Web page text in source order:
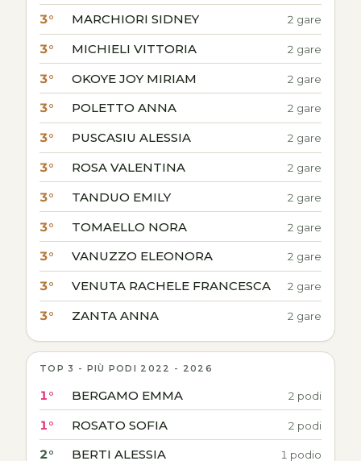
3° MARCHIORI SIDNEY 2 gare
3° MICHIELI VITTORIA 2 gare
3° OKOYE JOY MIRIAM 2 gare
3° POLETTO ANNA 2 gare
3° PUSCASIU ALESSIA 2 gare
3° ROSA VALENTINA 2 gare
3° TANDUO EMILY 2 gare
3° TOMAELLO NORA 2 gare
3° VANUZZO ELEONORA 2 gare
3° VENUTA RACHELE FRANCESCA 2 gare
3° ZANTA ANNA 2 gare
TOP 3 - PIÙ PODI 2022 - 2026
1° BERGAMO EMMA 2 podi
1° ROSATO SOFIA 2 podi
2° BERTI ALESSIA 1 podio